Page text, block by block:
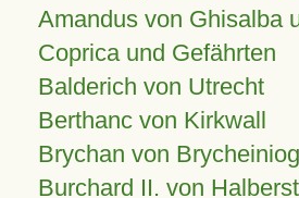
Amandus von Ghisalba
Coprica und Gefährten
Balderich von Utrecht
Berthanc von Kirkwall
Brychan von Brycheiniog
Burchard II. von